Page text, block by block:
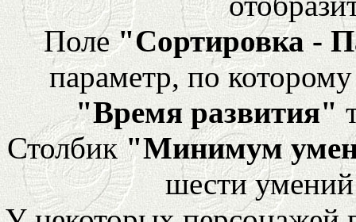
Поле"Сортировка -
параметр, по
"Время развития"
Столбик"Минимум
шести